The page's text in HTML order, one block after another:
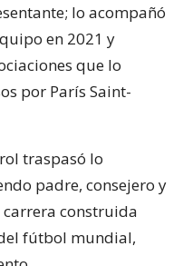
lo acompañó
en 2021 y
que lo
por París Saint-
traspasó lo
padre, consejero y
construida
fútbol mundial,